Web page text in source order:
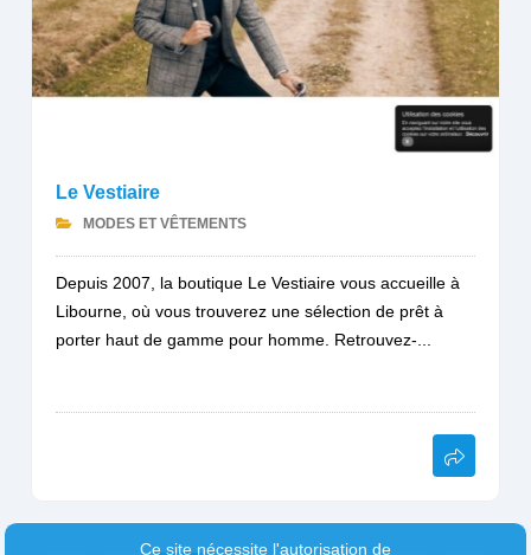
Le Vestiaire
MODES ET VÊTEMENTS
Depuis 2007, la boutique Le Vestiaire vous accueille à
Libourne, où vous trouverez une sélection de prêt à
porter haut de gamme pour homme. Retrouvez-...
Ce site nécessite l'autorisation de